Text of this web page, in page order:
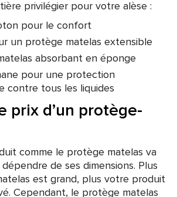
privilégier pour votre alèse :
pour le confort
un protège matelas extensible
absorbant en éponge
pour une protection
contre tous les liquides
prix d’un protège-
comme le protège matelas va
de ses dimensions. Plus
est grand, plus votre produit
Cependant, le protège matelas